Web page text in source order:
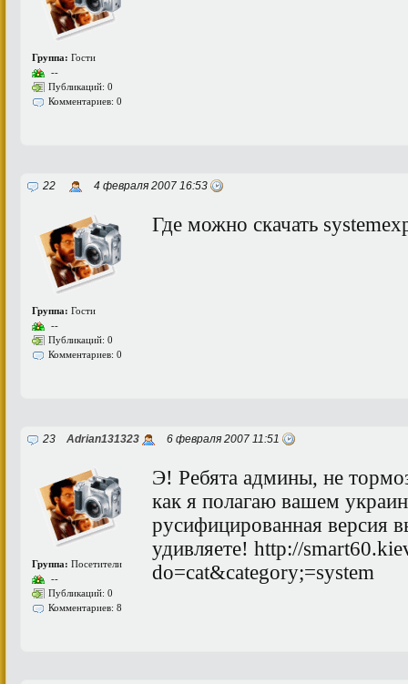
Группа: Гости
--
Публикаций: 0
Комментариев: 0
22 4 февраля 2007 16:53
Группа: Гости
--
Публикаций: 0
Комментариев: 0
Где можно скачать
23 Adrian131323 6 февраля 2007 11:51
Группа: Посетители
--
Публикаций: 0
Комментариев: 8
Э! Ребята админы, не
как я полагаю вашем
русифицированная версия
удивляете! http://
do=cat&category;=system